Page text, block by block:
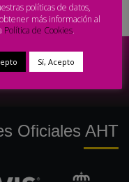
Oficiales AHT
políticas de datos,
más información al
Política de Cookies.
Sí, Acepto